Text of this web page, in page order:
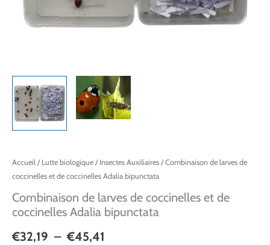
Accueil / Lutte biologique / Insectes Auxiliaires / Combinaison de larves de
coccinelles et de coccinelles Adalia bipunctata
Combinaison de larves de coccinelles et de
coccinelles Adalia bipunctata
€32,19 – €45,41